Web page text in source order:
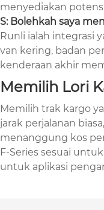
menyediakan
S: Bolehkah saya
Runli ialah integrasi
van kering, badan
kenderaan akhir
Memilih Lori
Memilih trak kargo
jarak perjalanan
menanggung kos
F-Series sesuai
untuk aplikasi